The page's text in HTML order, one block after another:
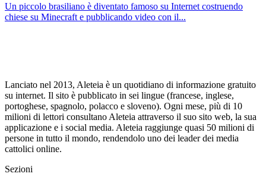
Un piccolo brasiliano è diventato famoso su Internet costruendo
chiese su Minecraft e pubblicando video con il...
Lanciato nel 2013, Aleteia è un quotidiano di informazione gratuito
su internet. Il sito è pubblicato in sei lingue (francese, inglese,
portoghese, spagnolo, polacco e sloveno). Ogni mese, più di 10
milioni di lettori consultano Aleteia attraverso il suo sito web, la sua
applicazione e i social media. Aleteia raggiunge quasi 50 milioni di
persone in tutto il mondo, rendendolo uno dei leader dei media
cattolici online.
Sezioni